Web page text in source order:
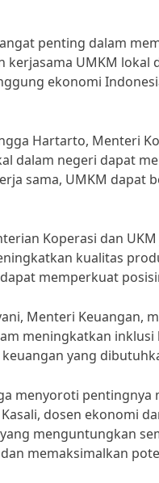
penting dalam
UMKM lokal
ekonomi
Hartarto, Menteri
dalam negeri dapat
sama, UMKM dapat
Koperasi dan
kualitas
memperkuat
Menteri Keuangan,
meningkatkan inklusi
yang
menyoroti
dosen ekonomi
menguntungkan
memaksimalkan